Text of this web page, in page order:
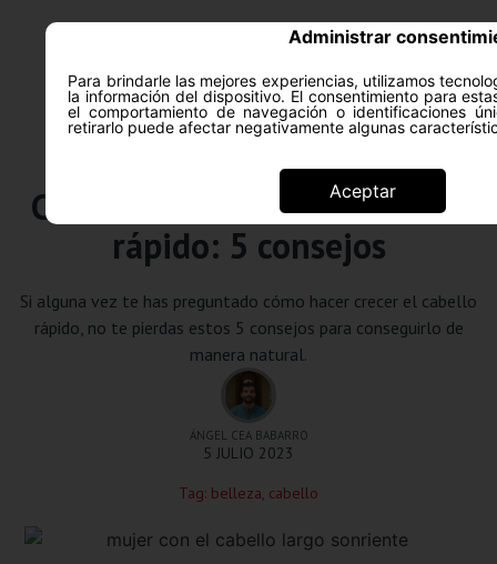
Administrar
Para brindarle las mejores experiencias, utilizamos
la información del dispositivo. El consentimiento para
el comportamiento de navegación o identificaciones
retirarlo puede afectar negativamente algunas
Aceptar
Cómo hacer crecer el cabello
rápido: 5 consejos
Si alguna vez te has preguntado cómo hacer crecer el cabello
rápido, no te pierdas estos 5 consejos para conseguirlo de
manera natural.
ÁNGEL CEA BABARRO
5 JULIO 2023
Tag: belleza cabello